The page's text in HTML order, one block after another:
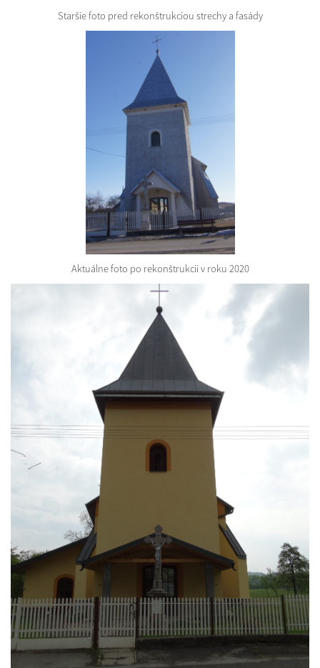
Staršie foto pred rekonštrukciou strechy a fasády
Aktuálne foto po rekonštrukcii v roku 2020